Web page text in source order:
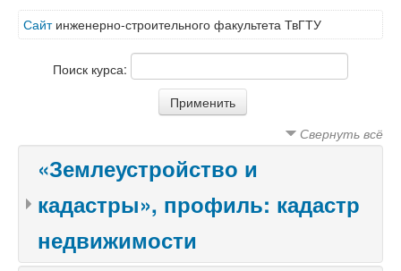
Сайтинженерно-строительного факультета ТвГТУ
Поиск курса:
Свернуть всё
«Землеустройство и
кадастры», профиль: кадастр
недвижимости